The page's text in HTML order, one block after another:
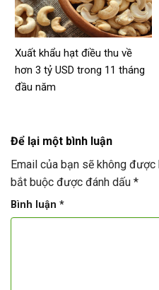
Xuất khẩu hạt điều thu về
hơn 3 tỷ USD trong 11 tháng
đầu năm
Để lại một bình luận
Email của bạn sẽ không được
bắt buộc được đánh dấu *
Bình luận *